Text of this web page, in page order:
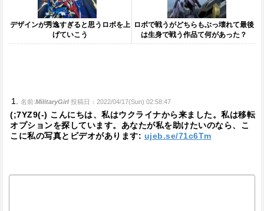
デザインが秀逸すぎると思うロボを上
げていこう
ロボで戦うがどちらもぶっ壊れて最後
は生身で戦う作品て何があった？
名前:MilitaryGirl 投稿日：2022/04/17(Sun) 02:58:47
(;7YZ9(-) こんにちは、私はウクライナから来ました。私は移転
オプションを探しています。あなたが私を助けたいのなら、こ
こに私の写真とビデオがあります: ujeb.se/71c6Tm